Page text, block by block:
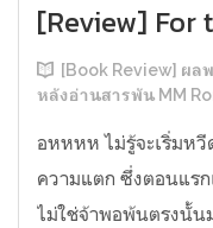
[Review] For
[Book Review] ผล
หลังอ่านสารพัน MM
อหหหห ไม่รู้จะเริ่มห
ความแตก ซึ่งตอนแร
ไม่ใช่จ้าพอพ้นตรงนั้น